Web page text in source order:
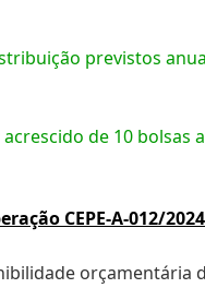
previstos
de 10 bolsas
CEPE-A-012/2024
orçamentária